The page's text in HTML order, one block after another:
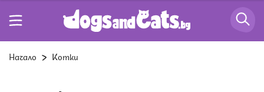
Начало Котки